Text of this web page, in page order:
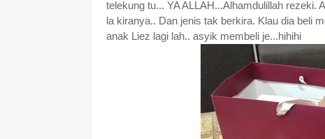
telekung tu... YA ALLAH...Alhamdulillah
la kiranya.. Dan jenis tak berkira. Klau dia beli
anak Liez lagi lah.. asyik membeli je...hihihi